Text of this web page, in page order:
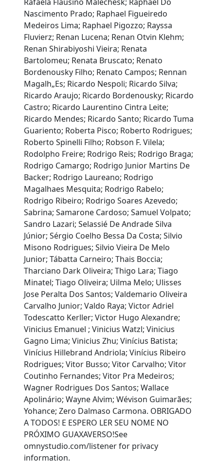
Nascimento Prado; Raphael Figueiredo
Medeiros Lima; Raphael Pigozzo; Rayssa
Fluvierz; Renan Lucena; Renan Otvin Klehm;
Renan Shirabiyoshi Vieira; Renata
Bartolomeu; Renata Bruscato; Renato
Bordenousky Filho; Renato Campos; Rennan
Magalh„Es; Ricardo Nespoli; Ricardo Silva;
Ricardo Araujo; Ricardo Bordenousky; Ricardo
Castro; Ricardo Laurentino Cintra Leite;
Ricardo Mendes; Ricardo Santo; Ricardo Tuma
Guariento; Roberta Pisco; Roberto Rodrigues;
Roberto Spinelli Filho; Robson F. Vilela;
Rodolpho Freire; Rodrigo Reis; Rodrigo Braga;
Rodrigo Camargo; Rodrigo Junior Martins De
Backer; Rodrigo Laureano; Rodrigo
Magalhaes Mesquita; Rodrigo Rabelo;
Rodrigo Ribeiro; Rodrigo Soares Azevedo;
Sabrina; Samarone Cardoso; Samuel Volpato;
Sandro Lazari; Selassié De Andrade Silva
Júnior; Sérgio Coelho Bessa Da Costa; Silvio
Misono Rodrigues; Silvio Vieira De Melo
Junior; Tábatta Carneiro; Thais Boccia;
Tharciano Dark Oliveira; Thigo Lara; Tiago
Minatel; Tiago Oliveira; Uilma Melo; Ulisses
Jose Peralta Dos Santos; Valdemario Oliveira
Carvalho Junior; Valdo Raya; Victor Adriel
Todescatto Kerller; Victor Hugo Alexandre;
Vinicius Emanuel ; Vinicius Watzl; Vinicius
Gagno Lima; Vinicius Zhu; Vinícius Batista;
Vinícius Hillebrand Andriola; Vinícius Ribeiro
Rodrigues; Vitor Busso; Vitor Carvalho; Vitor
Coutinho Fernandes; Vitor Pra Medeiros;
Wagner Rodrigues Dos Santos; Wallace
Apolinário; Wayne Alvim; Wévison Guimarães;
Yohance; Zero Dalmaso Carmona. OBRIGADO
A TODOS! E ESPERO LER SEU NOME NO
PRÓXIMO GUAXAVERSO!See
omnystudio.com/listener for privacy
information.